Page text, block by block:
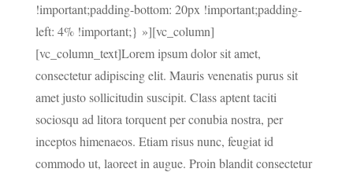
!important;padding-bottom: 20px !important;padding-
left: 4% !important;} »][vc_column]
[vc_column_text]Lorem ipsum dolor sit amet,
consectetur adipiscing elit. Mauris venenatis purus sit
amet justo sollicitudin suscipit. Class aptent taciti
sociosqu ad litora torquent per conubia nostra, per
inceptos himenaeos. Etiam risus nunc, feugiat id
commodo ut, laoreet in augue. Proin blandit consectetur